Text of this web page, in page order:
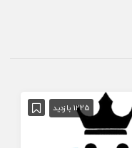
1225 بازدید